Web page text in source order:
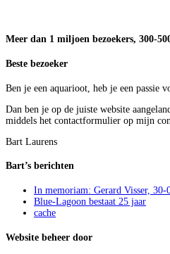
Meer dan 1 miljoen bezoekers, 300-
Beste bezoeker
Ben je een aquarioot, heb je een passie
Dan ben je op de juiste website
middels het contactformulier op mijn
Bart Laurens
Bart’s berichten
In memoriam: Gerard Visser, 30-
Blue-Lagoon bestaat 25 jaar
cache
Website beheer door